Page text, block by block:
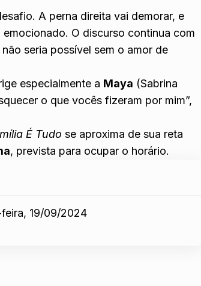
A perna direita vai demorar, e
O discurso continua com
seria possível sem o amor de
especialmente a Maya (Sabrina
o que vocês fizeram por mim”,
É Tudo se aproxima de sua reta
, prevista para ocupar o horário.
19/09/2024